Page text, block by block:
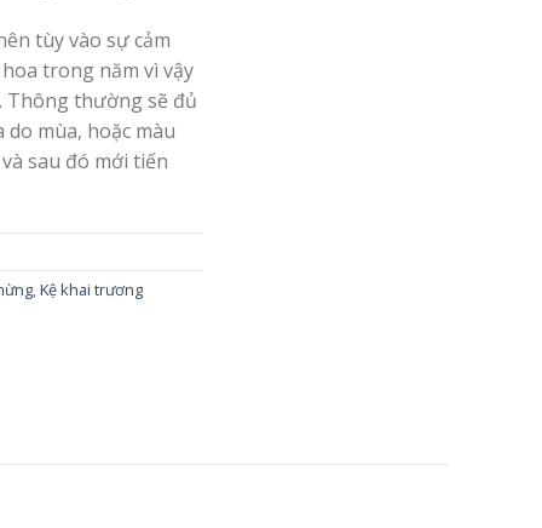
tùy vào sự cảm
trong năm vì vậy
Thông thường sẽ đủ
mùa, hoặc màu
sau đó mới tiến
,Kệ khai trương